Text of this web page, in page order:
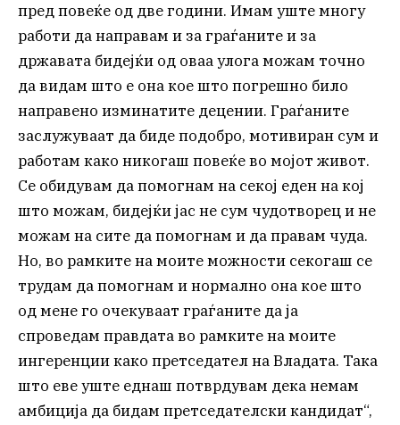
пред повеќе од две години. Имам уште многу
работи да направам и за граѓаните и за
државата бидејќи од оваа улога можам точно
да видам што е она кое што погрешно било
направено изминатите децении. Граѓаните
заслужуваат да биде подобро, мотивиран сум и
работам како никогаш повеќе во мојот живот.
Се обидувам да помогнам на секој еден на кој
што можам, бидејќи јас не сум чудотворец и не
можам на сите да помогнам и да правам чуда.
Но, во рамките на моите можности секогаш се
трудам да помогнам и нормално она кое што
од мене го очекуваат граѓаните да ја
спроведам правдата во рамките на моите
ингеренции како претседател на Владата. Така
што еве уште еднаш потврдувам дека немам
амбиција да бидам претседателски кандидат“,